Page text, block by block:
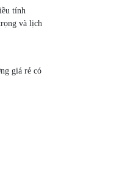
tính
và lịch
giá rẻ có